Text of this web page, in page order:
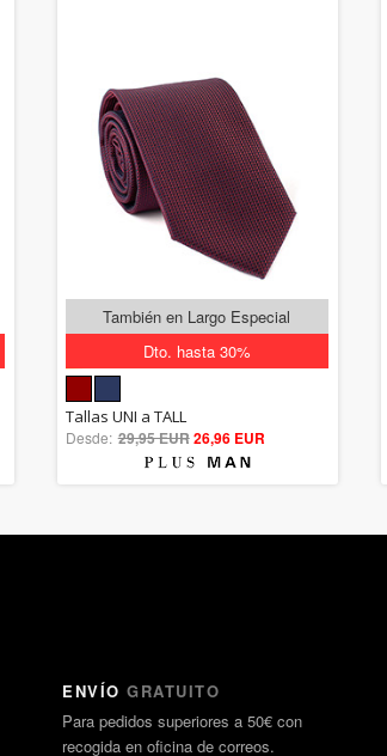
Dto. hasta 30%
También en Largo Especial
5.00
out of 5
Tallas UNI a TALL
Desde: 29,95 EUR26,96 EUR
ENVÍO GRATUITO
Para pedidos superiores a 50€ con
recogida en oficina de correos.